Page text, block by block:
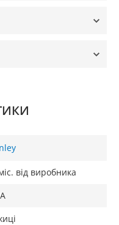
від виробника